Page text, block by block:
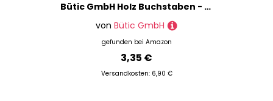
Bütic GmbH Holz Buchstaben - Arial - Wunschtext/Schriftzug mit Größenauswahl, Größe:15cm, Buchstaben:großes N
von Bütic GmbH
gefunden bei Amazon
3,35 €
Versandkosten: 6,90 €